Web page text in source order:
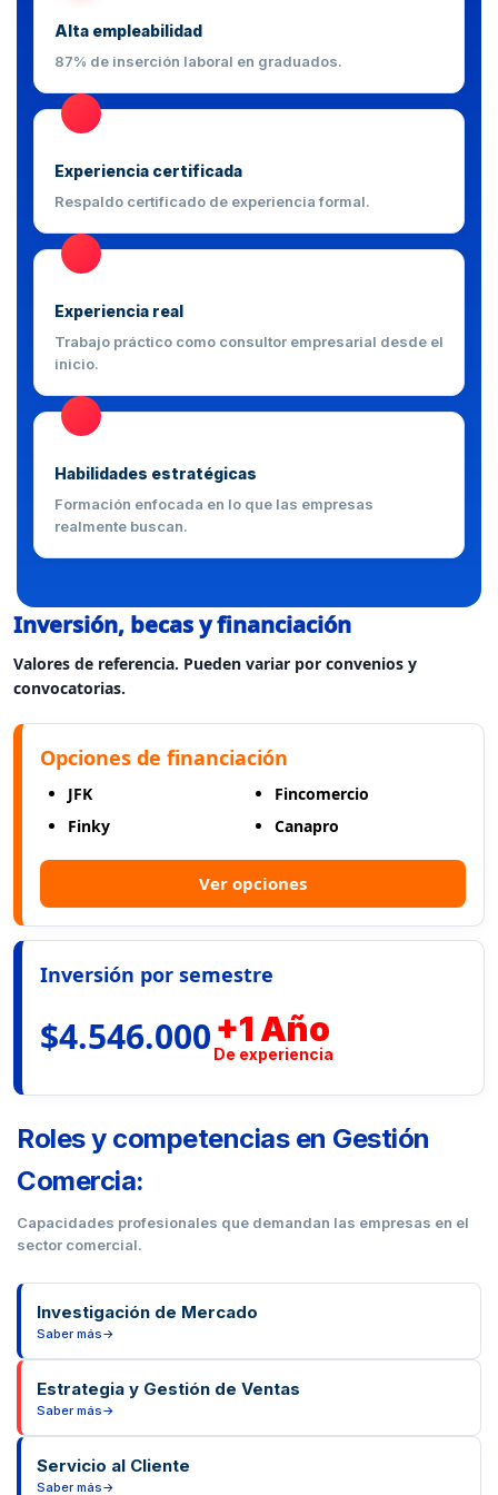
Alta empleabilidad
87% de inserción laboral en graduados.
Experiencia certificada
Respaldo certificado de experiencia formal.
Experiencia real
Trabajo práctico como consultor empresarial desde el
inicio.
Habilidades estratégicas
Formación enfocada en lo que las empresas
realmente buscan.
Inversión, becas y financiación
Valores de referencia. Pueden variar por convenios y
convocatorias.
Opciones de financiación
JFK
Finky
Fincomercio
Canapro
Ver opciones
Inversión por semestre
$4.546.000+1 Año
De experiencia
Roles y competencias en Gestión
Comercia:
Capacidades profesionales que demandan las empresas en el
sector comercial.
Investigación de Mercado
Saber más
Investigar el comportamiento del mercado, identificar tendencias y
evaluar la competencia. Realiza análisis de mercado, estudia al
consumidor y recopila información para tomar decisiones
estratégicas informadas.
Estrategia y Gestión de Ventas
Saber más
Planificar y ejecutar estrategias de ventas efectivas, incluyendo la
identificación de prospectos, negociación y cierre de acuerdos.
Servicio al Cliente
Saber más